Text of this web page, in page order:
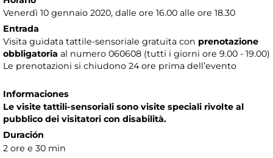
Venerdì 10 gennaio 2020, dalle ore 16.00 alle ore 18.30
Entrada
Visita guidata tattile-sensoriale gratuita con prenotazione
obbligatoria al numero 060608 (tutti i giorni ore 9.00 - 19.00)
Le prenotazioni si chiudono 24 ore prima dell’evento
Informaciones
Le visite tattili-sensoriali sono visite speciali rivolte al
pubblico dei visitatori con disabilità.
Duración
2 ore e 30 min